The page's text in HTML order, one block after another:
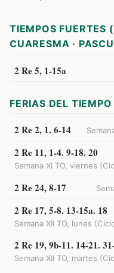
TIEMPOS FUERTES
CUARESMA ·
2 Re 5, 1-15a
FERIAS DEL
2 Re 2, 1. 6-14
2 Re 11, 1-4. 9-18. 20
Semana XI TO, viernes
2 Re 24, 8-17
2 Re 17, 5-8. 13-15a. 18
Semana XII TO, lunes
2 Re 19, 9b-11. 14-21.
Semana XII TO, martes